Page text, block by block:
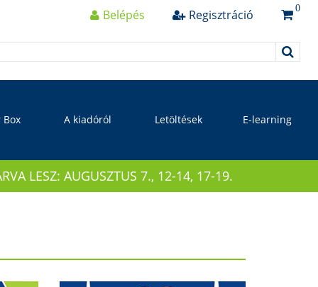
Belépés Regisztráció 0
Box A kiadóról Letöltések E-learning
LESZ: AUGUSZTUS 7., 12-14, 17-19.